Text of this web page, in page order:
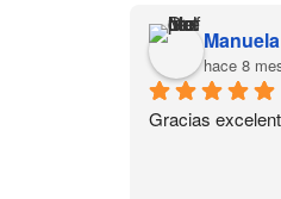
hace 8
Gracias